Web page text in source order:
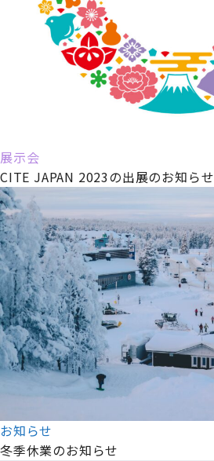
展示会
CITE JAPAN 2023の出展のお知らせ
お知らせ
冬季休業のお知らせ